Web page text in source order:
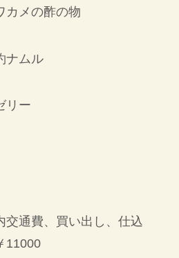
カメの酢の物
ナムル
リー
交通費、買い出し、仕込
11000